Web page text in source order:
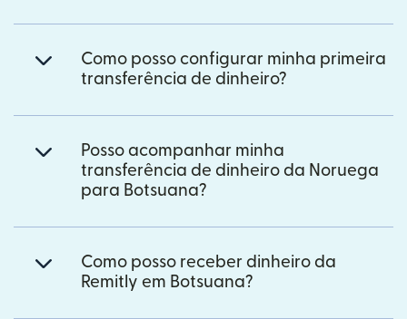
Como posso configurar minha primeira
transferência de dinheiro?
Posso acompanhar minha
transferência de dinheiro da Noruega
para Botsuana?
Como posso receber dinheiro da
Remitly em Botsuana?